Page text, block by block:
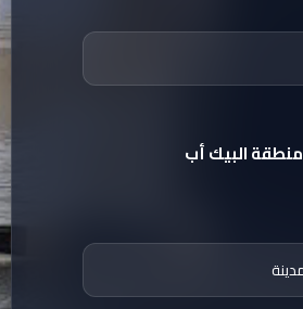
منطقة البيك أب